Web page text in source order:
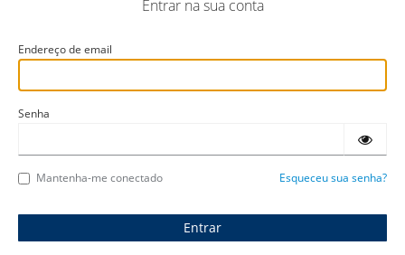
Entrar na sua conta
Endereço de email
Senha
Mantenha-me conectado Esqueceu sua senha?